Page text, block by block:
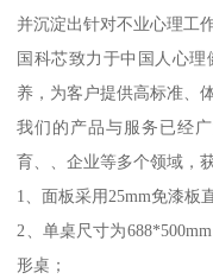
并沉淀出针对不业心理工
国科芯致力于中国人心
养，为客户提供高标准、
我们的产品与服务已经
育、、企业等多个领域，
1、面板采用25mm免漆板
2、单桌尺寸为
形桌；